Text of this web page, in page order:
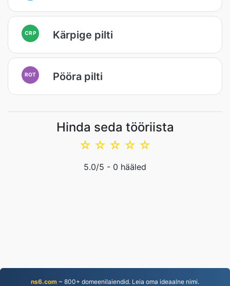
CRP Kärpige pilti
ROT Pööra pilti
Hinda seda tööriista
☆
☆
☆
☆
☆
5.0/5 - 0 hääled
ns6.com ~ 800+ domeenilaiendid. Leia oma ideaalne nimi.